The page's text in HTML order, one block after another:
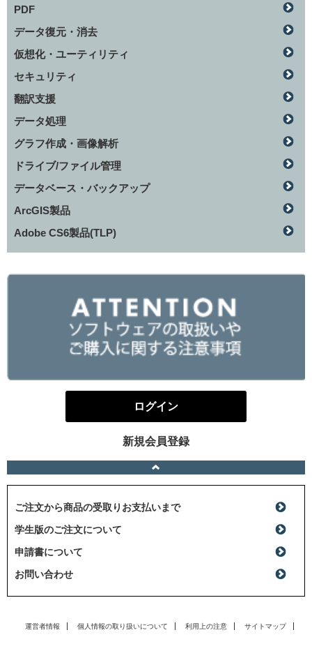
PDF
データ復元・消去
仮想化・ユーティリティ
セキュリティ
翻訳支援
データ処理
グラフ作成・画像解析
ドライブ/ファイル管理
データベース・バックアップ
ArcGIS製品
Adobe CS6製品(TLP)
ログイン
新規会員登録
ご注文から商品の受取りお支払いまで
学生版のご注文について
申請書について
お問い合わせ
運営者情報 個人情報の取り扱いについて 利用上の注意 サイトマップ